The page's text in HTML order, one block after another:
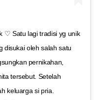
♡ Satu lagi tradisi yg unik
disukai oleh salah satu
pernikahan,
tersebut. Setelah
keluarga si pria.